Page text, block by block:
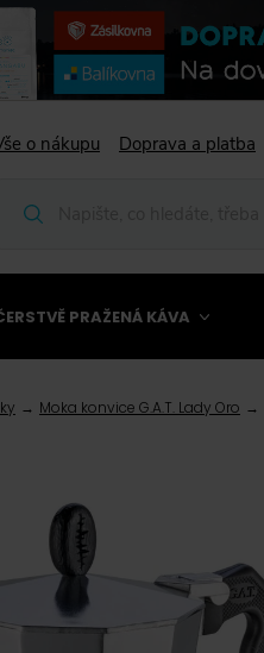
o nákupu Doprava a platba
PRAŽENÁ KÁVA
Moka konvice G.A.T. Lady Oro